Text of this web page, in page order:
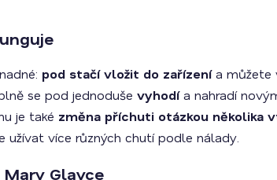
pod stačí vložit do zařízenía můžete
se pod jednoduše vyhodía nahradí
je také změna příchuti otázkou několika
užívat více různých chutí podle nálady.
Mary Glayce